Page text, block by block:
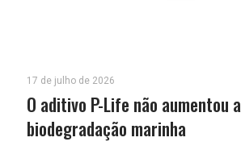
17 de julho de 2026
O aditivo P-Life não aumentou a
biodegradação marinha